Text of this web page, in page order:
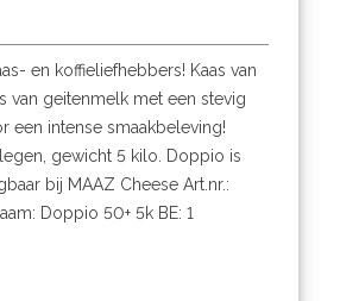
en koffieliefhebbers! Kaas van
van geitenmelk met een stevig
een intense smaakbeleving!
gewicht 5 kilo. Doppio is
bij MAAZ Cheese Art.nr.:
Doppio 50+ 5k BE: 1